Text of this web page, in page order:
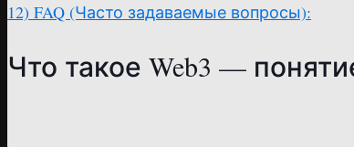
12) FAQ (Часто задаваемые вопросы):
Что такое Web3 —